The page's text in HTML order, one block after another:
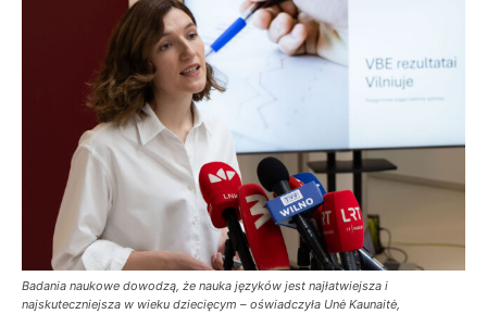
Badania naukowe dowodzą, że nauka języków jest najłatwiejsza i
najskuteczniejsza w wieku dziecięcym – oświadczyła Unė Kaunaitė,